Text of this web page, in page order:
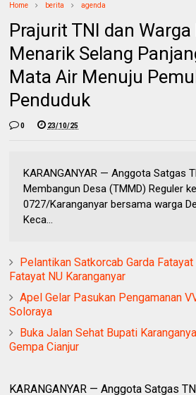
Home berita agenda
Prajurit TNI dan
Menarik Selang
Mata Air Menuju
Penduduk
0 23/10/25
KARANGANYAR — Anggota Satgas
Membangun Desa (TMMD) Reguler
0727/Karanganyar bersama warga
Keca...
Pelantikan Satkorcab Garda
Fatayat NU Karanganyar
Apel Gelar Pasukan Pengamanan
Soloraya
Buka Jalan Sehat Bupati
Gempa Cianjur
KARANGANYAR — Anggota Satgas